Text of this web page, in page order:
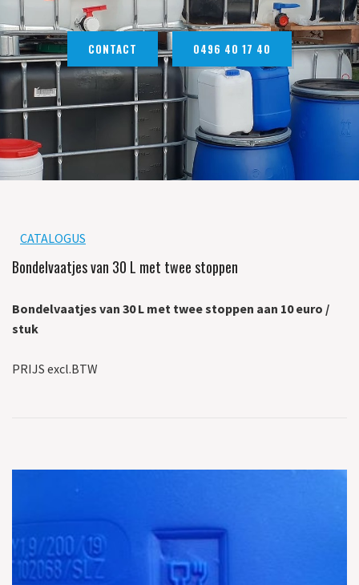
CONTACT 0496 40 17 40
CATALOGUS
Bondelvaatjes van 30 L met twee stoppen
Bondelvaatjes van 30 L met twee stoppen aan 10 euro /
stuk
PRIJS excl.BTW